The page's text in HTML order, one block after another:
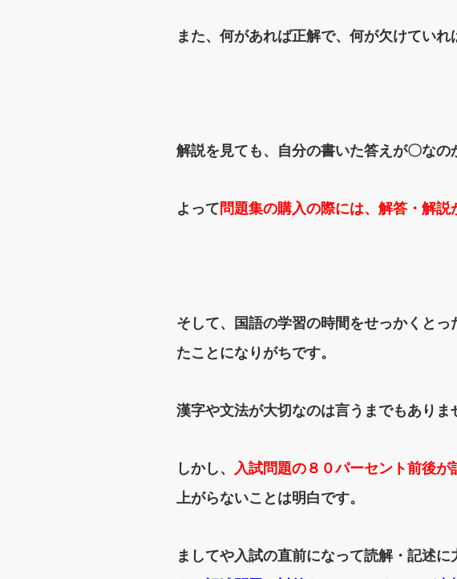
また、何があれば正解で、何が欠けていれ
解説を見ても、自分の書いた答えが〇な
よって 問題集の購入の際には、解答・解説
そして、国語の学習の時間をせっかくと
たことになりがちです。
漢字や文法が大切なのは言うまでもありま
しかし、 入試問題の８０パーセント前後が
上がらないことは明白です。
ましてや入試の直前になって読解・記述に